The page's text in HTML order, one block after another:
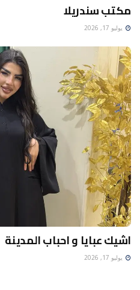
مكتب سندريلا
يوليو 17, 2026
اشيك عبايا و احباب المدينة
يوليو 17, 2026